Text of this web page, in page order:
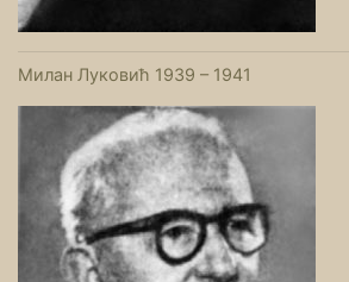
Милан Луковић 1939 – 1941